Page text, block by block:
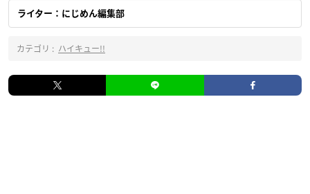
ライター：にじめん編集部
カテゴリ : ハイキュー!!